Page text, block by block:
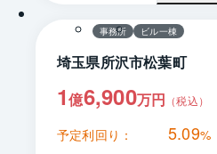
事務所 ビル一棟
埼玉県所沢市松葉町
1億6,900万円 （税込）
予定利回り： 5.09%